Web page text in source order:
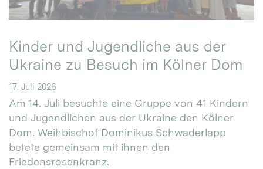
Kinder und Jugendliche aus der
Ukraine zu Besuch im Kölner Dom
17. Juli 2026
Am 14. Juli besuchte eine Gruppe von 41 Kindern
und Jugendlichen aus der Ukraine den Kölner
Dom. Weihbischof Dominikus Schwaderlapp
betete gemeinsam mit ihnen den
Friedensrosenkranz.